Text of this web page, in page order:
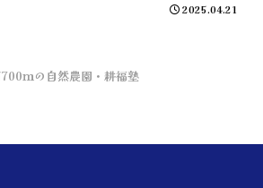
2025.04.21
ｍの自然農園・耕福塾